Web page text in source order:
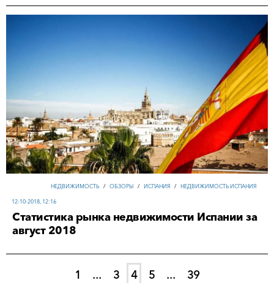
НЕДВИЖИМОСТЬ / ОБЗОРЫ / ИСПАНИЯ / НЕДВИЖИМОСТЬ ИСПАНИЯ
12-10-2018, 12:16
Статистика рынка недвижимости Испании за
август 2018
1 ... 3 4 5 ... 39